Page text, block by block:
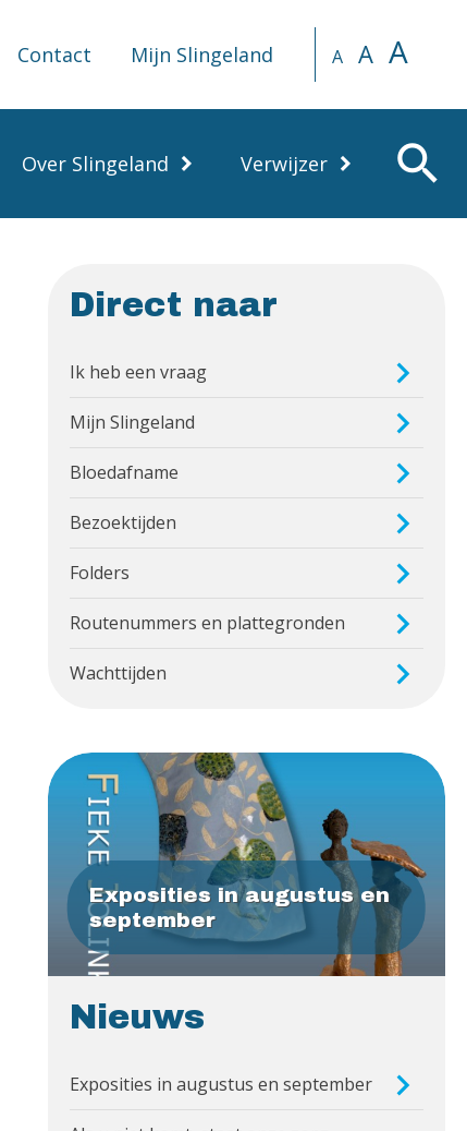
Contact Mijn Slingeland A A A
Over Slingeland Verwijzer search
Direct naar
Ik heb een vraag
Mijn Slingeland
Bloedafname
Bezoektijden
Folders
Routenummers en plattegronden
Wachttijden
Exposities in augustus en
september
Nieuws
Exposities in augustus en september